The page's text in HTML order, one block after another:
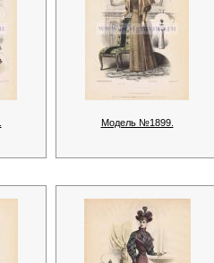
Модель №1899.